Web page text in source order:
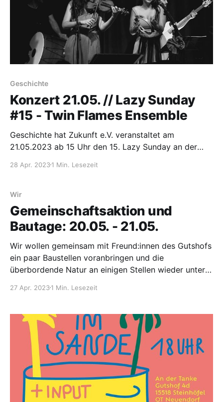
Geschichte
Konzert 21.05. // Lazy Sunday
#15 - Twin Flames Ensemble
Geschichte hat Zukunft e.V. veranstaltet am
21.05.2023 ab 15 Uhr den 15. Lazy Sunday an der
28 Apr. 20231 Min. Lesezeit
Wir
Gemeinschaftsaktion und
Bautage: 20.05. - 21.05.
Wir wollen gemeinsam mit Freund:innen des Gutshofs
ein paar Baustellen voranbringen und die
überbordende Natur an einigen Stellen wieder unter
organisieren wir daher Gemeinschaftsaktionen und
Gutshofs. Hilfe ist herzlich Willkommen. Konkret
wollen wir beginnen Fenster
27 Apr. 20231 Min. Lesezeit